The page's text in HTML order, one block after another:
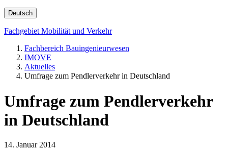
Deutsch
Fachgebiet Mobilität und Verkehr
Fachbereich Bauingenieurwesen
IMOVE
Aktuelles
Umfrage zum Pendlerverkehr in Deutschland
Umfrage zum Pendlerverkehr
in Deutschland
14. Januar 2014